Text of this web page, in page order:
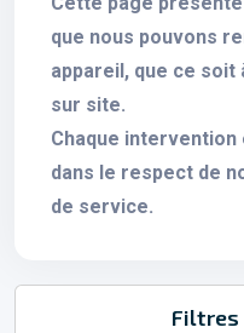
que nous pouvons
appareil, que ce
sur site.
Chaque
dans le respect de
de service.
Filtres